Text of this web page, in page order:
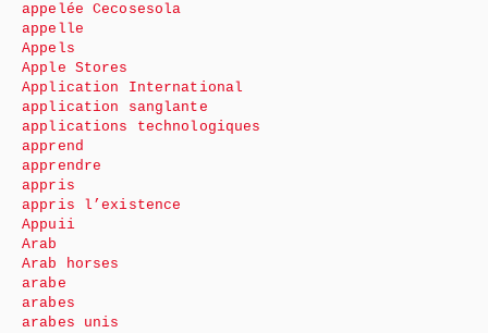
appelée Cecosesola
appelle
Appels
Apple Stores
Application International
application sanglante
applications technologiques
apprend
apprendre
appris
appris l’existence
Appuii
Arab
Arab horses
arabe
arabes
arabes unis